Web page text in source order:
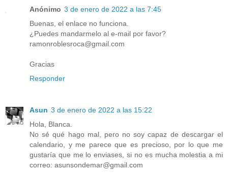
Anónimo 3 de enero de 2022 a las 7:45
Buenas, el enlace no funciona.
¿Puedes mandarmelo al e-mail por favor?
ramonroblesroca@gmail.com
Gracias
Responder
Asun 3 de enero de 2022 a las 15:22
Hola, Blanca.
No sé qué hago mal, pero no soy capaz de descargar el
calendario, y me parece que es precioso, por lo que me
gustaría que me lo enviases, si no es mucha molestia a mi
correo: asunsondemar@gmail.com